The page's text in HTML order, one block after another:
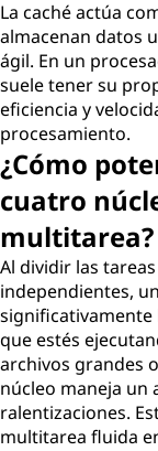
La caché actúa
almacenan datos
ágil. En un
suele tener su
eficiencia y
procesamiento.
¿Cómo
cuatro
multitarea?
Al dividir las
independientes,
significativamente
que estés
archivos grandes
núcleo maneja un
ralentizaciones.
multitarea fluida